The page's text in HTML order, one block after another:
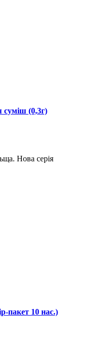
суміш (0,3г)
Нова серія
пакет 10 нас.)